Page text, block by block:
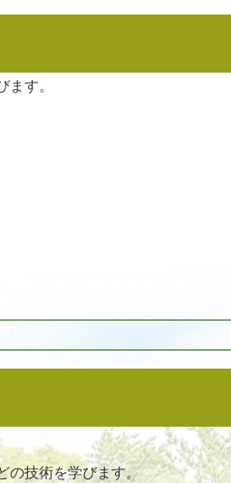
す。
の技術を学びます。